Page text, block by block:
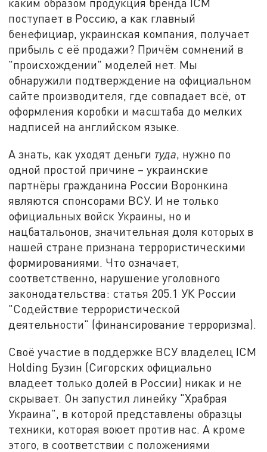
каким образом продукция бренда ICM
поступает в Россию, а как главный
бенефициар, украинская компания, получает
прибыль с её продажи? Причём сомнений в
"происхождении" моделей нет. Мы
обнаружили подтверждение на официальном
сайте производителя, где совпадает всё, от
оформления коробки и масштаба до мелких
надписей на английском языке.
А знать, как уходят деньги туда, нужно по
одной простой причине – украинские
партнёры гражданина России Воронкина
являются спонсорами ВСУ. И не только
официальных войск Украины, но и
нацбатальонов, значительная доля которых в
нашей стране признана террористическими
формированиями. Что означает,
соответственно, нарушение уголовного
законодательства: статья 205.1 УК России
"Содействие террористической
деятельности" (финансирование терроризма).
Cвоё участие в поддержке ВСУ владелец ICM
Holding Бузин (Сигорских официально
владеет только долей в России) никак и не
скрывает. Он запустил линейку "Храбрая
Украина", в которой представлены образцы
техники, которая воюет против нас. А кроме
этого, в соответствии с положениями